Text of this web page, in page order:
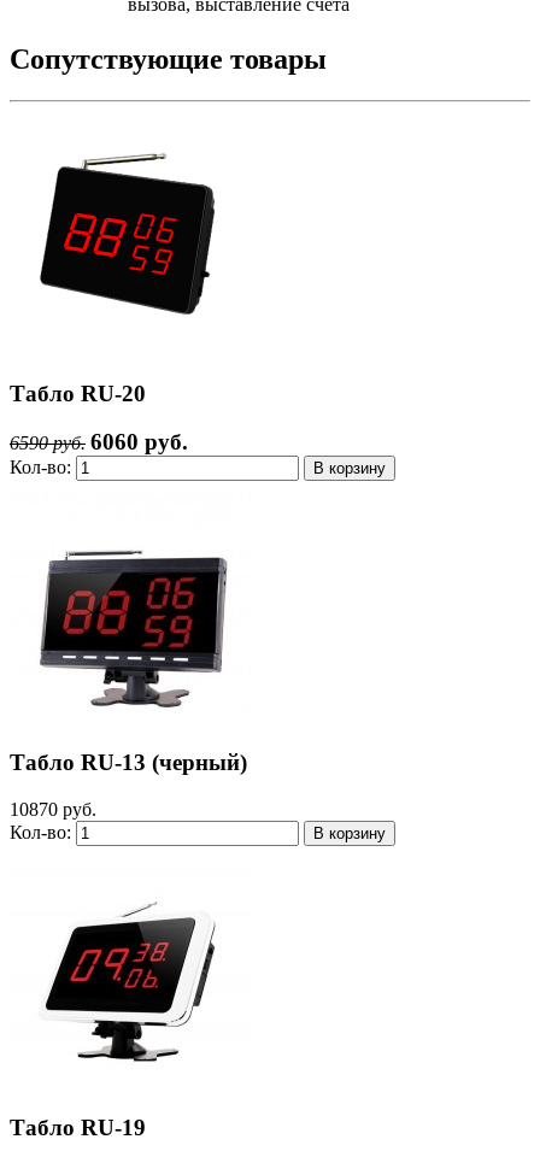
вызова, выставление счета
Сопутствующие товары
Табло RU-20
6590 руб. 6060 руб.
Кол-во:
Табло RU-13 (черный)
10870 руб.
Кол-во:
Табло RU-19